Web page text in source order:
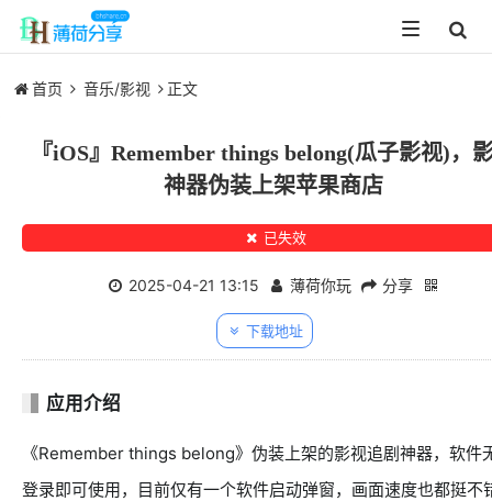
Toggle
navigation
首页 音乐/影视 正文
『iOS』Remember things belong(瓜子影视)，
神器伪装上架苹果商店
已失效
2025-04-21 13:15 薄荷你玩 分享
下载地址
应用介绍
《Remember things belong》伪装上架的影视追剧神器，软件
登录即可使用，目前仅有一个软件启动弹窗，画面速度也都挺不